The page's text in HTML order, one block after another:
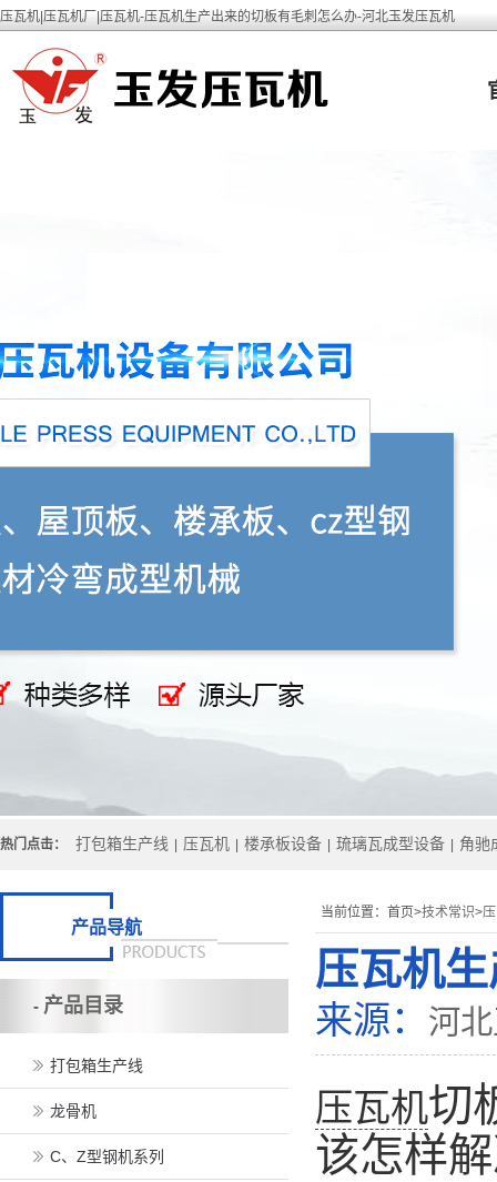
压瓦机|压瓦机厂|压瓦机-压瓦机生产出来的切板有毛刺怎么办-河北玉发压瓦机
热门点击： 打包箱生产线 压瓦机 楼承板设备 琉璃瓦成型设备 角驰
当前位置： 首页>技术常识>
压瓦机
来源： 河
压瓦机切
该怎样
产品导航
- 产品目录
打包箱生产线
龙骨机
C、Z型钢机系列